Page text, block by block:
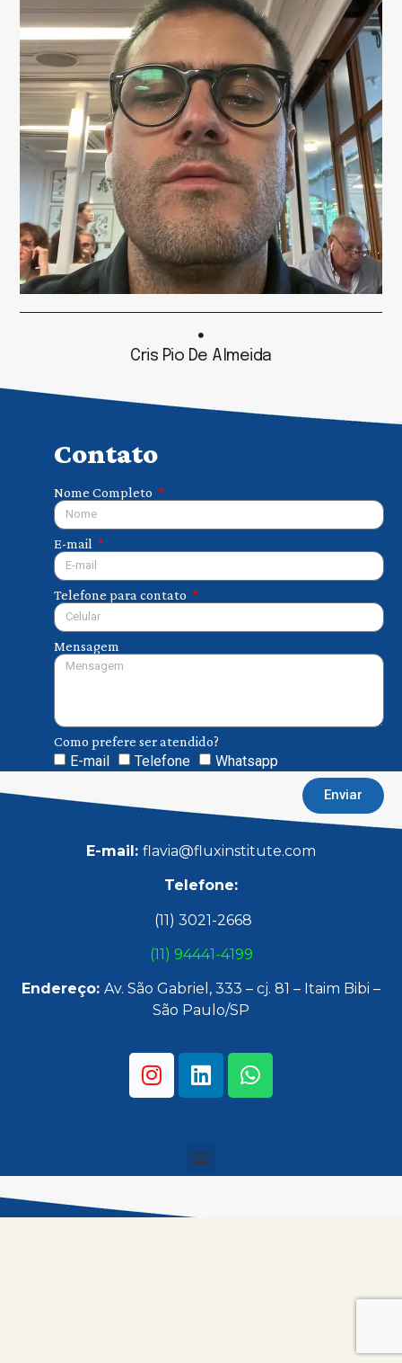
Cris Pio De Almeida
Contato
Nome Completo
E-mail
Telefone para contato
Mensagem
Como prefere ser atendido?
E-mail Telefone Whatsapp
Enviar
E-mail: flavia@fluxinstitute.com
Telefone:
(11) 3021-2668
(11) 94441-4199
Endereço: Av. São Gabriel, 333 – cj. 81 – Itaim Bibi –
São Paulo/SP